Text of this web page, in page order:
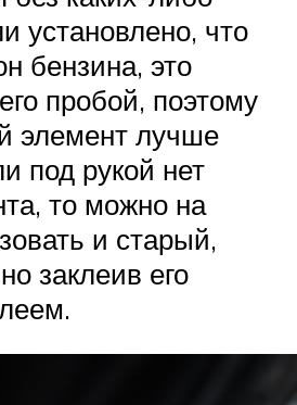
установлено, что
бензина, это
пробой, поэтому
элемент лучше
под рукой нет
то можно на
и старый,
заклеив его